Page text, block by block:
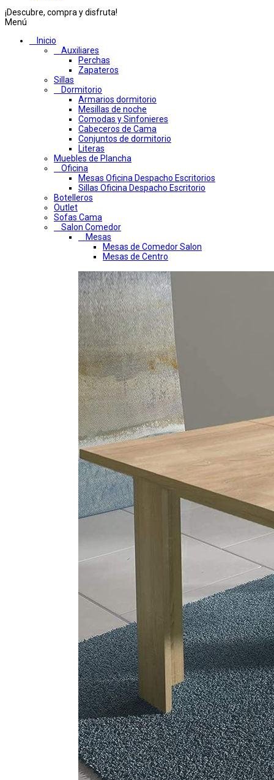
¡Descubre, compra y disfruta!
Menú
Inicio
Auxiliares
Perchas
Zapateros
Sillas
Dormitorio
Armarios dormitorio
Mesillas de noche
Comodas y Sinfonieres
Cabeceros de Cama
Conjuntos de dormitorio
Literas
Muebles de Plancha
Oficina
Mesas Oficina Despacho Escritorios
Sillas Oficina Despacho Escritorio
Botelleros
Outlet
Sofas Cama
Salon Comedor
Mesas
Mesas de Comedor Salon
Mesas de Centro